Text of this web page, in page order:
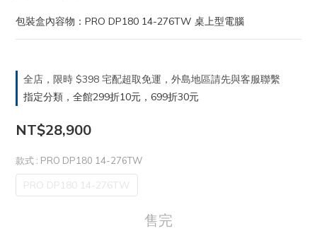
包裝盒內容物：PRO DP180 14-276TW 桌上型電腦
全店，限時 $398 宅配超取免運，外島地區請先與客服聯繫
指定分類，全館299折10元，699折30元
NT$28,900
款式 : PRO DP180 14-276TW
PRO DP180 14-276TW
售完